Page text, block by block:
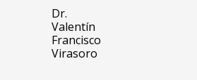
Dr.
Valentín
Francisco
Virasoro